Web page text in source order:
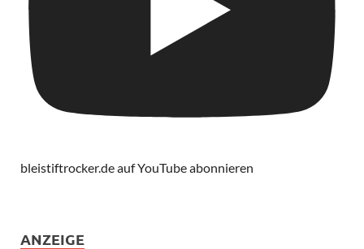
bleistiftrocker.de auf YouTube abonnieren
ANZEIGE